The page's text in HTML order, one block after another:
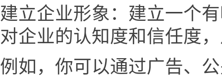
建立企业形象：建立一个
对企业的认知度和信任度
例如，你可以通过广告、